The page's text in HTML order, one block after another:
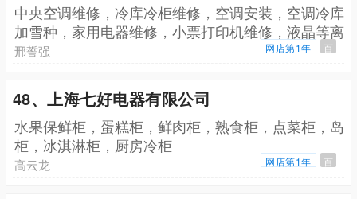
中央空调维修，冷库冷柜维修，空调安装，空调冷库
加雪种，家用电器维修，小票打印机维修，液晶等离
子电视维修，打印复印传真维修，监控门铃对讲布线
线，二手电器买卖
邢誓强 网店第1年 百
48、上海七好电器有限公司
水果保鲜柜，蛋糕柜，鲜肉柜，熟食柜，点菜柜，岛
柜，冰淇淋柜，厨房冷柜
高云龙 网店第1年 百